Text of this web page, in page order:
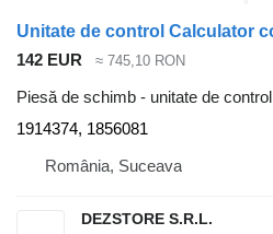
142 EUR ≈ 745,10 RON
Piesă de schimb - unitate de control
1914374, 1856081
România, Suceava
DEZSTORE S.R.L.